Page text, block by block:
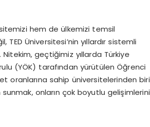
hem de ülkemizi temsil
Üniversitesi’nin yıllardır sistemli
Nitekim, geçtiğimiz yıllarda Türkiye
(YÖK) tarafından yürütülen Öğrenci
oranlarına sahip üniversitelerinden biri
onların çok boyutlu gelişimlerini